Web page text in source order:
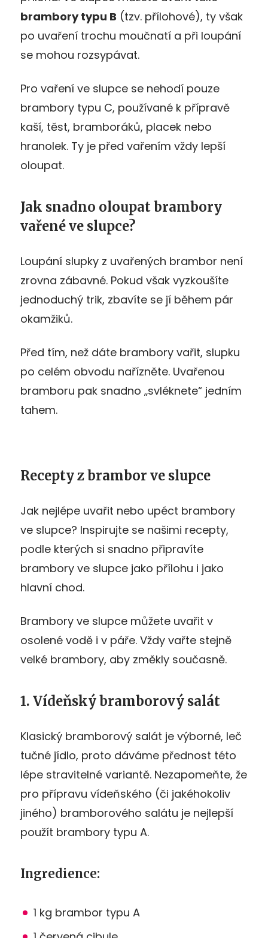
brambory typu B (tzv. přílohové), ty však
po uvaření trochu moučnatí a při loupání
se mohou rozsypávat.
Pro vaření ve slupce se nehodí pouze
brambory typu C, používané k přípravě
kaší, těst, bramboráků, placek nebo
hranolek. Ty je před vařením vždy lepší
oloupat.
Jak snadno oloupat brambory
vařené ve slupce?
Loupání slupky z uvařených brambor není
zrovna zábavné. Pokud však vyzkoušíte
jednoduchý trik, zbavíte se jí během pár
okamžiků.
Před tím, než dáte brambory vařit, slupku
po celém obvodu nařízněte. Uvařenou
bramboru pak snadno „svléknete“ jedním
tahem.
Recepty z brambor ve slupce
Jak nejlépe uvařit nebo upéct brambory
ve slupce? Inspirujte se našimi recepty,
podle kterých si snadno připravíte
brambory ve slupce jako přílohu i jako
hlavní chod.
Brambory ve slupce můžete uvařit v
osolené vodě i v páře. Vždy vařte stejně
velké brambory, aby změkly současně.
1. Vídeňský bramborový salát
Klasický bramborový salát je výborné, leč
tučné jídlo, proto dáváme přednost této
lépe stravitelné variantě. Nezapomeňte, že
pro přípravu vídeňského (či jakéhokoliv
jiného) bramborového salátu je nejlepší
použít brambory typu A.
Ingredience:
1 kg brambor typu A